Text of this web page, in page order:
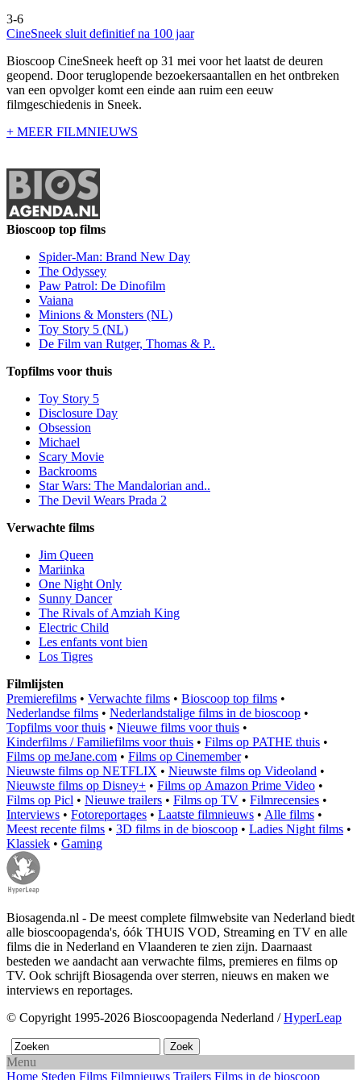
3-6
CineSneek sluit definitief na 100 jaar
Bioscoop CineSneek heeft op 31 mei voor het laatst de deuren
geopend. Door teruglopende bezoekersaantallen en het ontbreken
van een opvolger komt een einde aan ruim een eeuw
filmgeschiedenis in Sneek.
+ MEER FILMNIEUWS
Bioscoop top films
Spider-Man: Brand New Day
The Odyssey
Paw Patrol: De Dinofilm
Vaiana
Minions & Monsters (NL)
Toy Story 5 (NL)
De Film van Rutger, Thomas & P..
Topfilms voor thuis
Toy Story 5
Disclosure Day
Obsession
Michael
Scary Movie
Backrooms
Star Wars: The Mandalorian and..
The Devil Wears Prada 2
Verwachte films
Jim Queen
Mariinka
One Night Only
Sunny Dancer
The Rivals of Amziah King
Electric Child
Les enfants vont bien
Los Tigres
Filmlijsten
Premierefilms • Verwachte films • Bioscoop top films •
Nederlandse films • Nederlandstalige films in de bioscoop •
Topfilms voor thuis • Nieuwe films voor thuis •
Kinderfilms / Familiefilms voor thuis • Films op PATHE thuis •
Films op meJane.com • Films op Cinemember•
Nieuwste films op NETFLIX • Nieuwste films op Videoland •
Nieuwste films op Disney+ • Films op Amazon Prime Video •
Films op Picl • Nieuwe trailers • Films op TV • Filmrecensies •
Interviews • Fotoreportages • Laatste filmnieuws • Alle films •
Meest recente films • 3D films in de bioscoop • Ladies Night films •
Klassiek • Gaming
Biosagenda.nl - De meest complete filmwebsite van Nederland biedt
alle bioscoopagenda's, óók THUIS VOD, Streaming en TV en alle
films die in Nederland en Vlaanderen te zien zijn. Daarnaast
besteden we aandacht aan verwachte films, premieres en films op
TV. Ook schrijft Biosagenda over sterren, nieuws en maken we
interviews en reportages.
© Copyright 1995-2026 Bioscoopagenda Nederland /HyperLeap
Menu
Home Steden Films Filmnieuws Trailers Films in de bioscoop